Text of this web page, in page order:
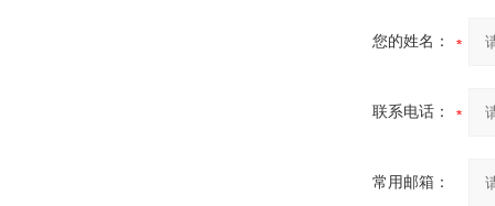
您的姓名：
联系电话：
常用邮箱：